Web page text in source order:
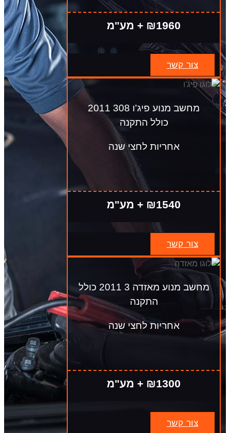
₪1960 + מע"מ
צור קשר
מחשב מנוע פיג'ו 308 2011
כולל התקנה
אחריות לחצי שנה
₪1540 + מע"מ
צור קשר
מחשב מנוע מאזדה 3 2011 כולל
התקנה
אחריות לחצי שנה
₪1300 + מע"מ
צור קשר